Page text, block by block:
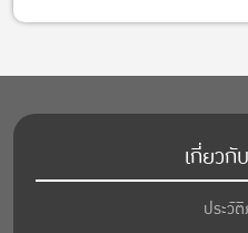
เกี่ยวกั
ประวั